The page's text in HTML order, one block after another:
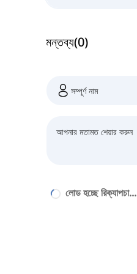
মন্তব্য(0)
লোড হচ্ছে রিক্যাপচা...